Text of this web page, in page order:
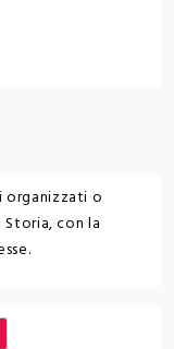
organizzati o
con la